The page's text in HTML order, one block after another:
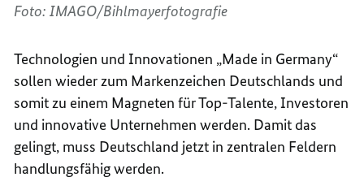
Foto: IMAGO/Bihlmayerfotografie
Technologien und Innovationen „Made in Germany“
sollen wieder zum Markenzeichen Deutschlands und
somit zu einem Magneten für Top-Talente, Investoren
und innovative Unternehmen werden. Damit das
gelingt, muss Deutschland jetzt in zentralen Feldern
handlungsfähig werden.